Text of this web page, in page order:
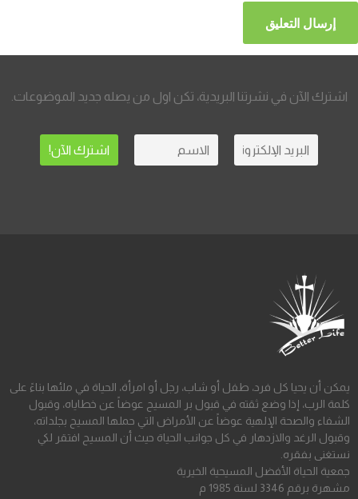
اشترك الآن في نشرتنا البريدية، تكن اول من يصله جديد الموضوعات.
يمكن أن يحيا كل فرد، طفل أو شاب، رجل أو امرأة، الحياة في ملئها بناءً على
كلمة الرب، إذا وضع ثقته في قبول بر المسيح عوضاً عن خطاياه، وقبول
الشفاء والصحة الإلهية عوضاً عن الأمراض التي حملها المسيح بجلداته،
وقبول الرغد والازدهار في كل جوانب الحياة حيث أن المسيح افتقر لكي
نستغنى بفقره.
جمعية الحياة الأفضل المسيحية الخيرية
مشهرة برقم 3346 لسنة 1985 م